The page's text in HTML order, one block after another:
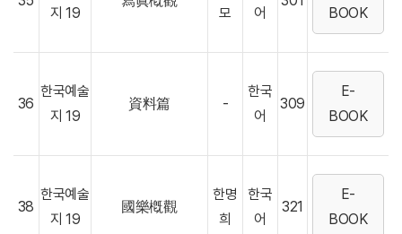
지 19
모
어
BOOK
36
한국예술
지 19
資料篇 -
한국
어
309
E-
BOOK
38
한국예술
지 19
國樂槪觀
한명
희
한국
어
321
E-
BOOK